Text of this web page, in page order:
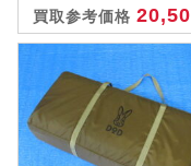
買取参考価格